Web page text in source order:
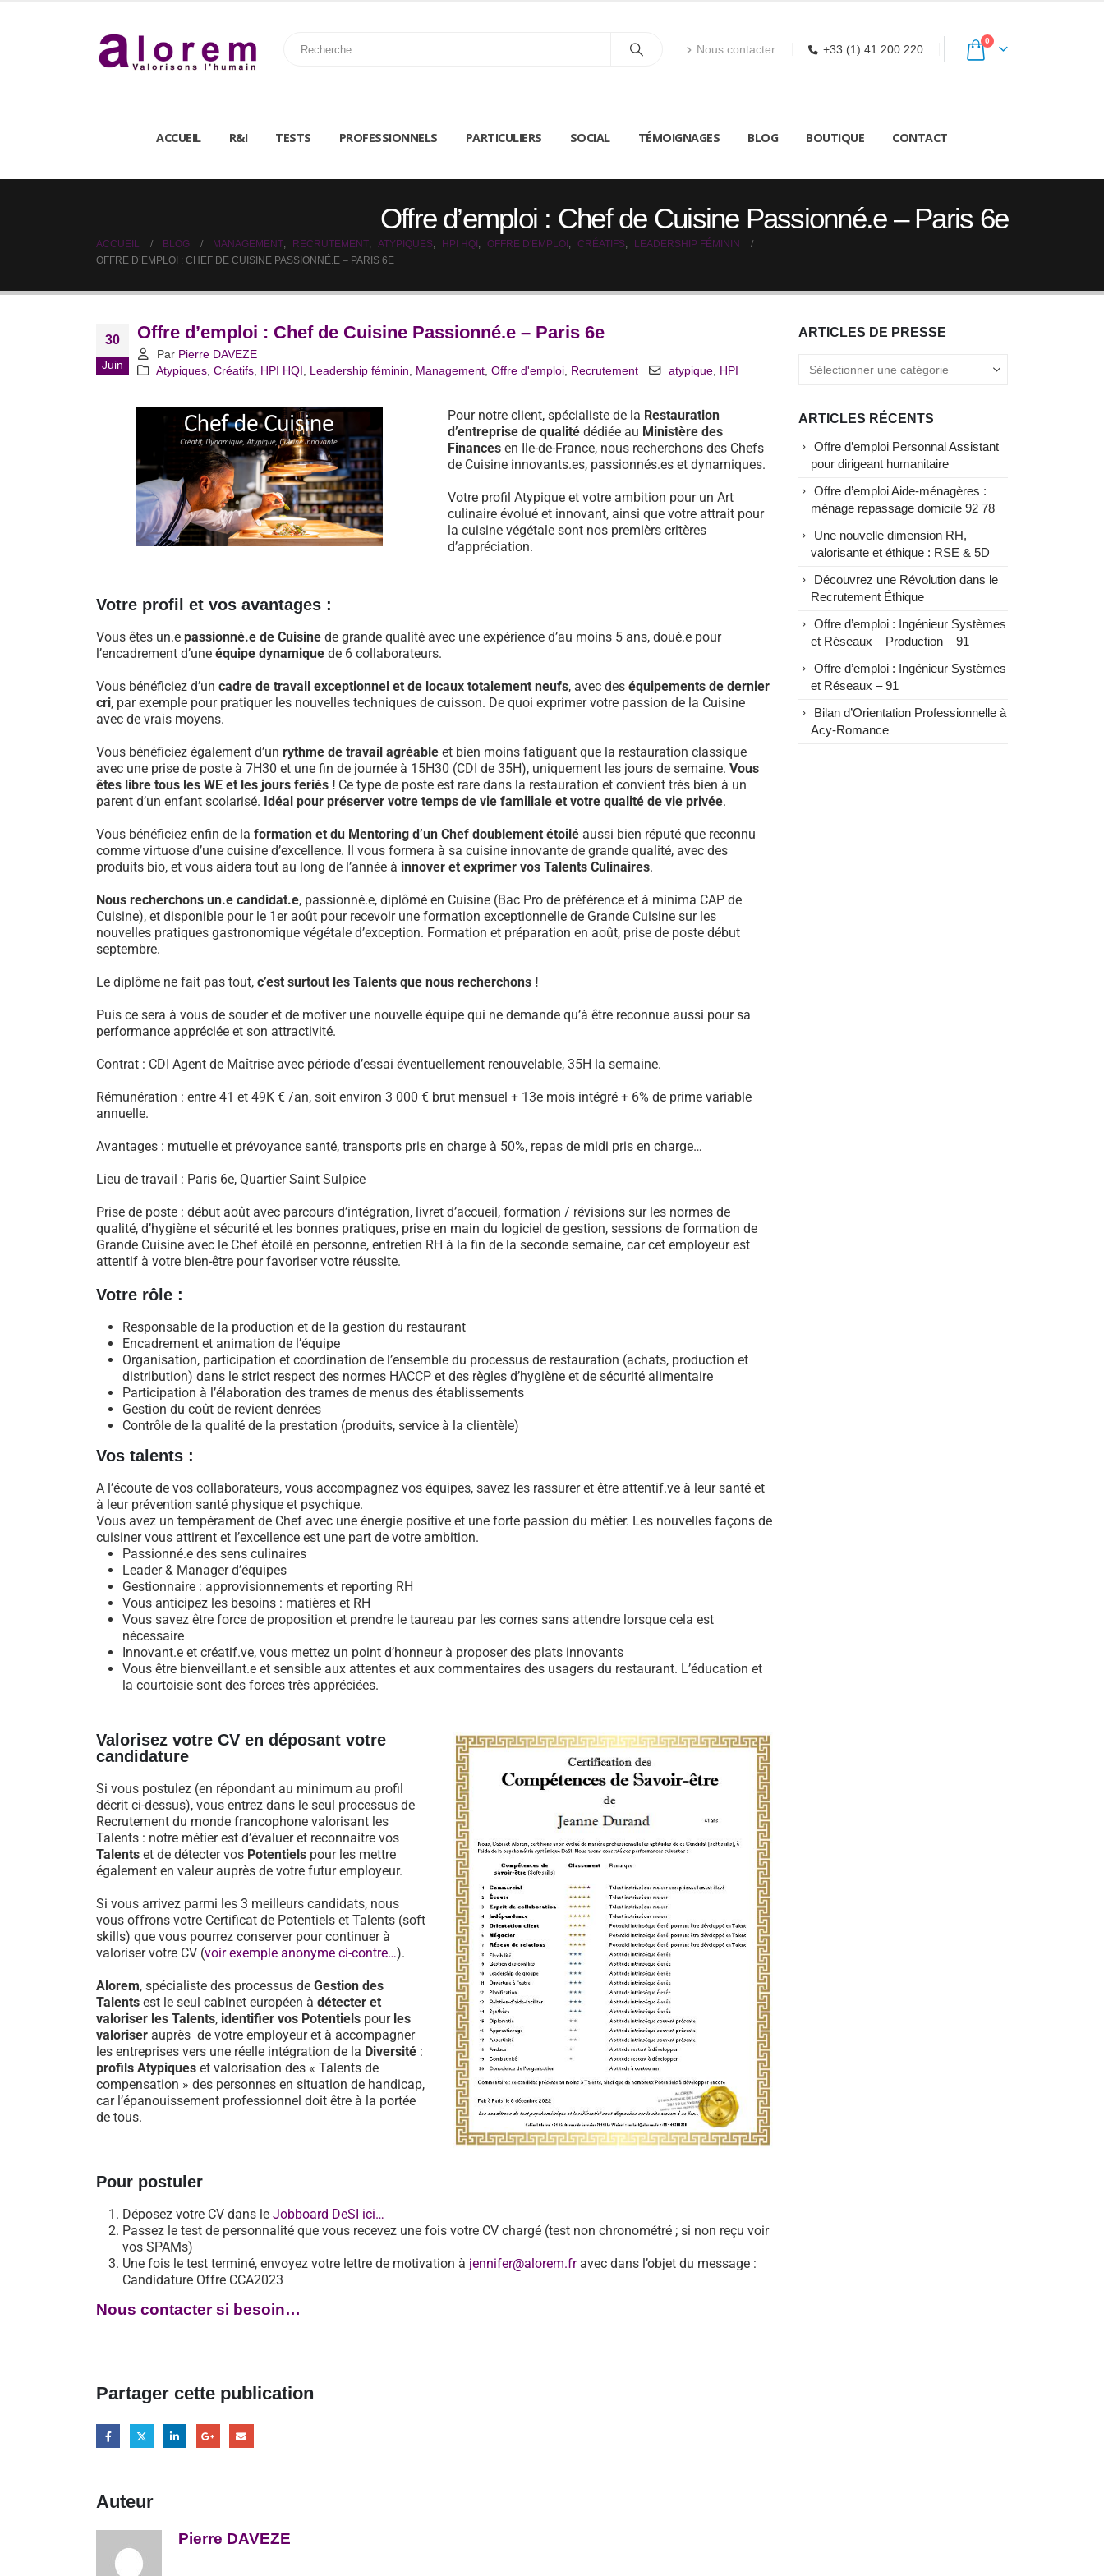
Nous contacter +33 (1) 41 200 220
0
ACCUEIL R&I TESTS PROFESSIONNELS PARTICULIERS SOCIAL TÉMOIGNAGES BLOG BOUTIQUE CONTACT
Offre d’emploi : Chef de Cuisine Passionné.e – Paris 6e
ACCUEIL BLOG MANAGEMENT RECRUTEMENT ATYPIQUES HPI HQI OFFRE D'EMPLOI CRÉATIFS
LEADERSHIP FÉMININ
OFFRE D’EMPLOI : CHEF DE CUISINE PASSIONNÉ.E – PARIS 6E
30
Juin
Offre d’emploi : Chef de Cuisine Passionné.e – Paris 6e
Par Pierre DAVEZE
Atypiques ,Créatifs HPI HQI Leadership féminin Management ,Offre d'emploi Recrutement atypique, HPI
Pour notre client, spécialiste de la Restauration
d’entreprise de qualitédédiée au Ministère des
Financesen Ile-de-France, nous recherchons des Chefs
de Cuisine innovants.es, passionnés.es et dynamiques.
Votre profil Atypique et votre ambition pour un Art
culinaire évolué et innovant, ainsi que votre attrait pour
la cuisine végétale sont nos premièrs critères
d’appréciation.
Votre profil et vos avantages :
Vous êtes un.e passionné.e de Cuisine de grande qualité avec une expérience d’au moins 5 ans, doué.e pour
l’encadrement d’une équipe dynamique de 6 collaborateurs.
Vous bénéficiez d’un cadre de travail exceptionnel et de locaux totalement neufs, avec des équipements de dernier
cri, par exemple pour pratiquer les nouvelles techniques de cuisson. De quoi exprimer votre passion de la Cuisine
avec de vrais moyens.
Vous bénéficiez également d’un rythme de travail agréable et bien moins fatiguant que la restauration classique
avec une prise de poste à 7H30 et une fin de journée à 15H30 (CDI de 35H), uniquement les jours de semaine. Vous
êtes libre tous les WE et les jours feriés ! Ce type de poste est rare dans la restauration et convient très bien à un
parent d’un enfant scolarisé. Idéal pour préserver votre temps de vie familiale et votre qualité de vie privée.
Vous bénéficiez enfin de la formation et du Mentoring d’un Chef doublement étoilé aussi bien réputé que reconnu
comme virtuose d’une cuisine d’excellence. Il vous formera à sa cuisine innovante de grande qualité, avec des
produits bio, et vous aidera tout au long de l’année à innover et exprimer vos Talents Culinaires.
Nous recherchons un.e candidat.e, passionné.e, diplômé en Cuisine (Bac Pro de préférence et à minima CAP de
Cuisine), et disponible pour le 1er août pour recevoir une formation exceptionnelle de Grande Cuisine sur les
nouvelles pratiques gastronomique végétale d’exception. Formation et préparation en août, prise de poste début
septembre.
Le diplôme ne fait pas tout, c’est surtout les Talents que nous recherchons !
Puis ce sera à vous de souder et de motiver une nouvelle équipe qui ne demande qu’à être reconnue aussi pour sa
performance appréciée et son attractivité.
Contrat : CDI Agent de Maîtrise avec période d’essai éventuellement renouvelable, 35H la semaine.
Rémunération : entre 41 et 49K € /an, soit environ 3 000 € brut mensuel + 13e mois intégré + 6% de prime variable
annuelle.
Avantages : mutuelle et prévoyance santé, transports pris en charge à 50%, repas de midi pris en charge…
Lieu de travail : Paris 6e, Quartier Saint Sulpice
Prise de poste : début août avec parcours d’intégration, livret d’accueil, formation / révisions sur les normes de
qualité, d’hygiène et sécurité et les bonnes pratiques, prise en main du logiciel de gestion, sessions de formation de
Grande Cuisine avec le Chef étoilé en personne, entretien RH à la fin de la seconde semaine, car cet employeur est
attentif à votre bien-être pour favoriser votre réussite.
Votre rôle :
Responsable de la production et de la gestion du restaurant
Encadrement et animation de l’équipe
Organisation, participation et coordination de l’ensemble du processus de restauration (achats, production et
distribution) dans le strict respect des normes HACCP et des règles d’hygiène et de sécurité alimentaire
Participation à l’élaboration des trames de menus des établissements
Gestion du coût de revient denrées
Contrôle de la qualité de la prestation (produits, service à la clientèle)
Vos talents :
A l’écoute de vos collaborateurs, vous accompagnez vos équipes, savez les rassurer et être attentif.ve à leur santé et
à leur prévention santé physique et psychique.
Vous avez un tempérament de Chef avec une énergie positive et une forte passion du métier. Les nouvelles façons de
cuisiner vous attirent et l’excellence est une part de votre ambition.
Passionné.e des sens culinaires
Leader & Manager d’équipes
Gestionnaire : approvisionnements et reporting RH
Vous anticipez les besoins : matières et RH
Vous savez être force de proposition et prendre le taureau par les cornes sans attendre lorsque cela est
nécessaire
Innovant.e et créatif.ve, vous mettez un point d’honneur à proposer des plats innovants
Vous être bienveillant.e et sensible aux attentes et aux commentaires des usagers du restaurant. L’éducation et
la courtoisie sont des forces très appréciées.
Valorisez votre CV en déposant votre
candidature
Si vous postulez (en répondant au minimum au profil
décrit ci-dessus), vous entrez dans le seul processus de
Recrutement du monde francophone valorisant les
Talents : notre métier est d’évaluer et reconnaitre vos
Talents et de détecter vos Potentiels pour les mettre
également en valeur auprès de votre futur employeur.
Si vous arrivez parmi les 3 meilleurs candidats, nous
vous offrons votre Certificat de Potentiels et Talents (soft
skills) que vous pourrez conserver pour continuer à
valoriser votre CV (voir exemple anonyme ci-contre…).
Alorem, spécialiste des processus de Gestion des
Talents est le seul cabinet européen à détecter et
valoriser les Talents, identifier vos Potentiels pour les
valoriser auprès de votre employeur et à accompagner
les entreprises vers une réelle intégration de la Diversité :
profils Atypiques et valorisation des « Talents de
compensation » des personnes en situation de handicap,
car l’épanouissement professionnel doit être à la portée
de tous.
Pour postuler
Déposez votre CV dans le Jobboard DeSI ici…
Passez le test de personnalité que vous recevez une fois votre CV chargé (test non chronométré ; si non reçu voir
vos SPAMs)
Une fois le test terminé, envoyez votre lettre de motivation à jennifer@alorem.fravec dans l’objet du message :
Candidature Offre CCA2023
Nous contacter si besoin…
Partager cette publication
Auteur
Pierre DAVEZE
ARTICLES DE PRESSE
ARTICLES RÉCENTS
Offre d’emploi Personnal Assistant
pour dirigeant humanitaire
Offre d’emploi Aide-ménagères :
ménage repassage domicile 92 78
Une nouvelle dimension RH,
valorisante et éthique : RSE & 5D
Découvrez une Révolution dans le
Recrutement Éthique
Offre d’emploi : Ingénieur Systèmes
et Réseaux – Production – 91
Offre d’emploi : Ingénieur Systèmes
et Réseaux – 91
Bilan d’Orientation Professionnelle à
Acy-Romance